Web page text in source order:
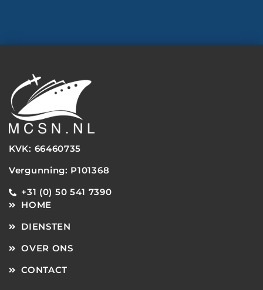
KVK: 66460735
Vergunning: P101368
+31 (0) 50 541 7390
HOME
DIENSTEN
OVER ONS
CONTACT